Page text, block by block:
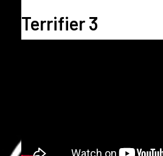
Terrifier 3